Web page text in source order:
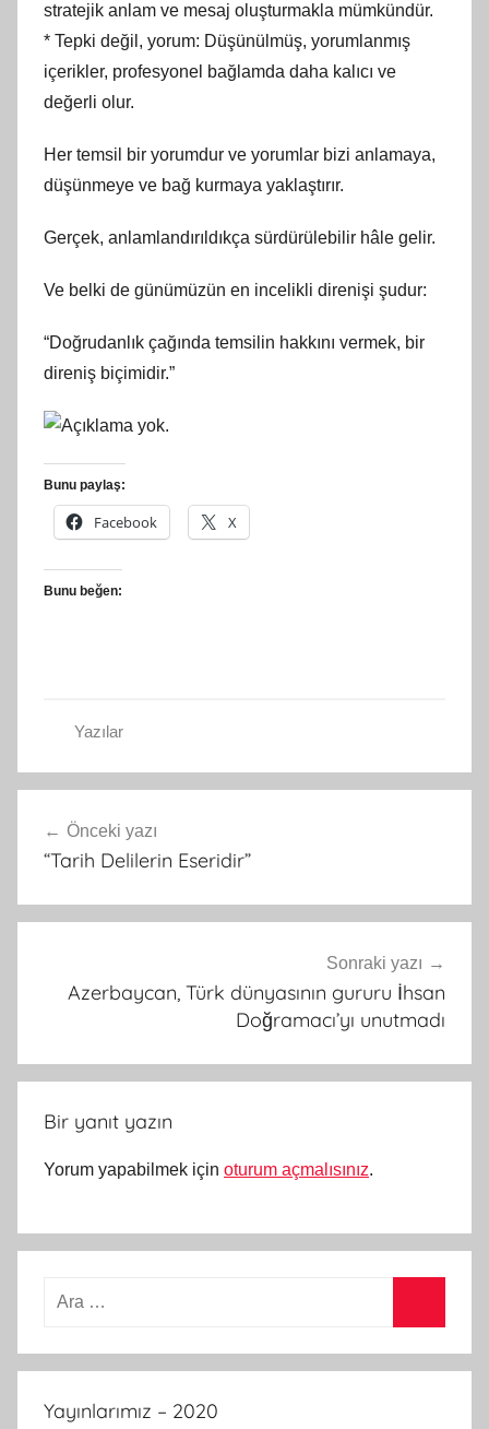
stratejik anlam ve mesaj oluşturmakla mümkündür.
* Tepki değil, yorum: Düşünülmüş, yorumlanmış
içerikler, profesyonel bağlamda daha kalıcı ve
değerli olur.
Her temsil bir yorumdur ve yorumlar bizi anlamaya,
düşünmeye ve bağ kurmaya yaklaştırır.
Gerçek, anlamlandırıldıkça sürdürülebilir hâle gelir.
Ve belki de günümüzün en incelikli direnişi şudur:
“Doğrudanlık çağında temsilin hakkını vermek, bir
direniş biçimidir.”
Bunu paylaş:
Facebook X
Bunu beğen:
Yazılar
gezinmesi
Önceki yazı
“Tarih Delilerin Eseridir”
Sonraki yazı
Azerbaycan, Türk dünyasının gururu İhsan
Doğramacı’yı unutmadı
Bir yanıt yazın
Yorum yapabilmek için oturum açmalısınız.
Arama:
Yayınlarımız – 2020